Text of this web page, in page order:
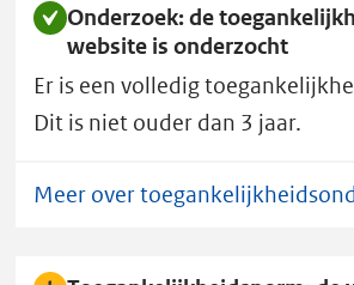
Onderzoek: de
website is onderzocht
Er is een volledig
Dit is niet ouder dan 3 jaar.
Meer over